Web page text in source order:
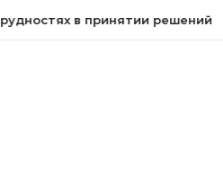
в принятии решений